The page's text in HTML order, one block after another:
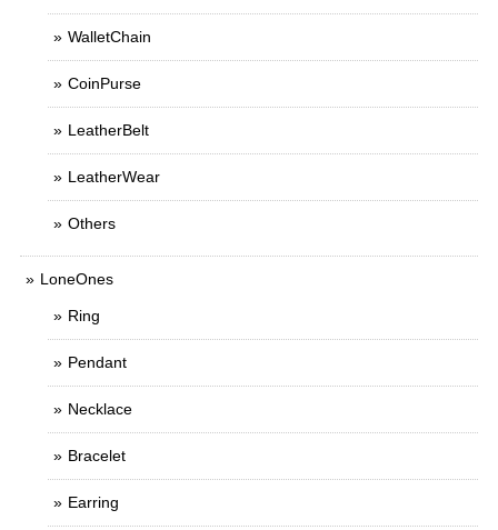
WalletChain
CoinPurse
LeatherBelt
LeatherWear
Others
LoneOnes
Ring
Pendant
Necklace
Bracelet
Earring